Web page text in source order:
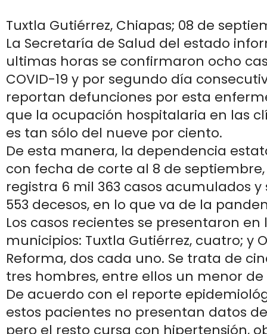
Tuxtla Gutiérrez, Chiapas; 08 de
La Secretaría de Salud del estado
ultimas horas se confirmaron ocho
COVID-19 y por segundo día
reportan defunciones por esta
que la ocupación hospitalaria en las
es tan sólo del nueve por ciento.
De esta manera, la dependencia
con fecha de corte al 8 de
registra 6 mil 363 casos acumulados
553 decesos, en lo que va de la
Los casos recientes se presentaron en
municipios: Tuxtla Gutiérrez, cuatro; y
Reforma, dos cada uno. Se trata de
tres hombres, entre ellos un menor
De acuerdo con el reporte
estos pacientes no presentan datos
pero el resto cursa con hipertensión,